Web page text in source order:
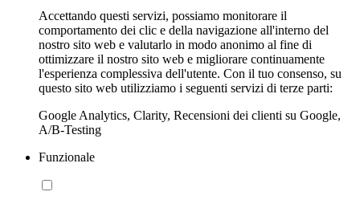
Accettando questi servizi, possiamo monitorare il
comportamento dei clic e della navigazione all'interno del
nostro sito web e valutarlo in modo anonimo al fine di
ottimizzare il nostro sito web e migliorare continuamente
l'esperienza complessiva dell'utente. Con il tuo consenso, su
questo sito web utilizziamo i seguenti servizi di terze parti:
Google Analytics, Clarity, Recensioni dei clienti su Google,
A/B-Testing
Funzionale